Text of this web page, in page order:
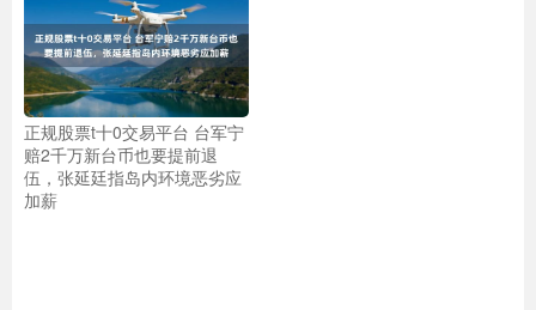
正规股票t十0交易平台 台军宁
赔2千万新台币也要提前退
伍，张延廷指岛内环境恶劣应
加薪